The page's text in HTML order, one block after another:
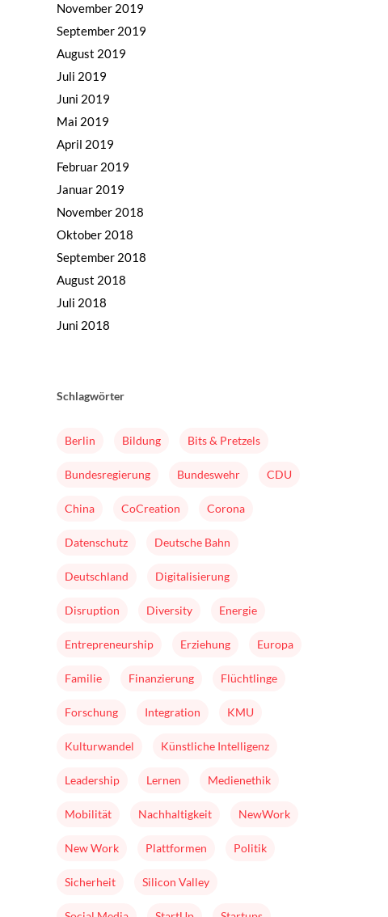
November 2019
September 2019
August 2019
Juli 2019
Juni 2019
Mai 2019
April 2019
Februar 2019
Januar 2019
November 2018
Oktober 2018
September 2018
August 2018
Juli 2018
Juni 2018
Schlagwörter
Berlin Bildung Bits & Pretzels
Bundesregierung Bundeswehr CDU
China CoCreation Corona
Datenschutz Deutsche Bahn
Deutschland Digitalisierung
Disruption Diversity Energie
Entrepreneurship Erziehung Europa
Familie Finanzierung Flüchtlinge
Forschung Integration KMU
Kulturwandel Künstliche Intelligenz
Leadership Lernen Medienethik
Mobilität Nachhaltigkeit NewWork
New Work Plattformen Politik
Sicherheit Silicon Valley